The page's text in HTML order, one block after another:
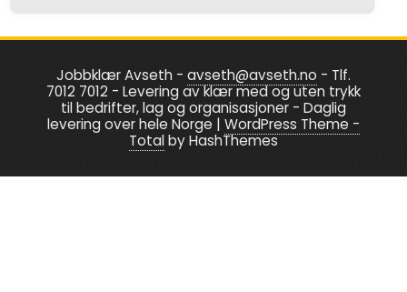
may
be
chosen
on
the
Jobbklær Avseth - avseth@avseth.no - Tlf.
7012 7012 - Levering av klær med og uten trykk
til bedrifter, lag og organisasjoner - Daglig
levering over hele Norge | WordPress Theme -
Totalby HashThemes